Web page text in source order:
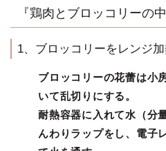
『鶏肉とブロッコリーの
1、ブロッコリーをレンジ
ブロッコリーの花蕾は小
いて乱切りにする。
耐熱容器に入れて水（分
んわりラップをし、電子